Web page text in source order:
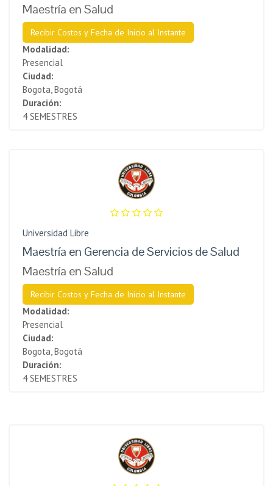
Maestría en Salud
Recibir Costos y Fecha de Inicio al Instante
Modalidad:
Presencial
Ciudad:
Bogota, Bogotá
Duración:
4 SEMESTRES
Universidad Libre
Maestría en Gerencia de Servicios de Salud
Maestría en Salud
Recibir Costos y Fecha de Inicio al Instante
Modalidad:
Presencial
Ciudad:
Bogota, Bogotá
Duración:
4 SEMESTRES